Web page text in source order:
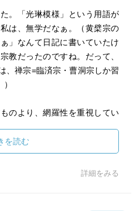
。「光琳模様」という用語が
は、無学だなぁ。（黄檗宗の
」なんて日記に書いていたけ
教だったのですね。だって、
、禅宗=臨済宗・曹洞宗しか習
のより、網羅性を重視してい
すのに役立ちそうです。
やされるかしら?。ほこりか
。。。
を読む
詳細をみる